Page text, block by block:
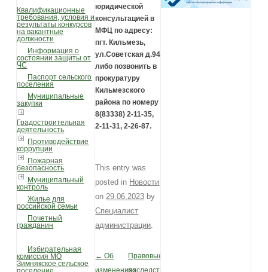
Квалификационные
требования, условия и
результаты конкурсов
на вакантные
должности
Информация о
состоянии защиты от
ЧС
Паспорт сельского
поселения
Муниципальные
закупки
Градостроительная
деятельность
Противодействие
коррупции
Пожарная
безопасность
Муниципальный
контроль
Жилье для
российской семьи
Почетный
гражданин
Избирательная
комиссия МО
Зимнякское сельское
юридической
консультацией в
МФЦ по адресу:
пгт. Кильмезь,
ул.Советская д.94
либо позвонить в
прокуратуру
Кильмезского
района по номеру
8(83338) 2-11-35,
2-11-31, 2-26-87.
This entry was
posted in Новости
on 29.06.2023 by
Специалист
администрации
Post navigation
← Об
Правовые